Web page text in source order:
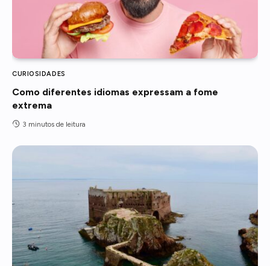
CURIOSIDADES
Como diferentes idiomas expressam a fome
extrema
3 minutos de leitura